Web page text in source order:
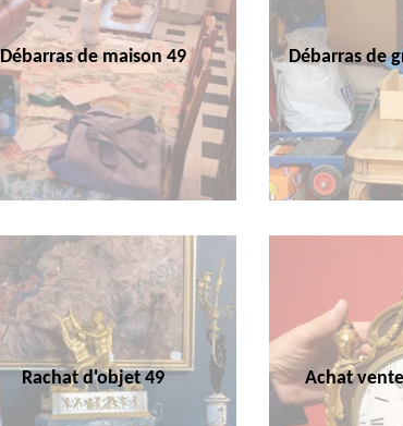
Débarras de maison 49 Débarras de
Rachat d'objet 49 Achat